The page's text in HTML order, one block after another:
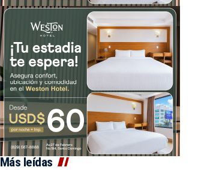
Más leídas